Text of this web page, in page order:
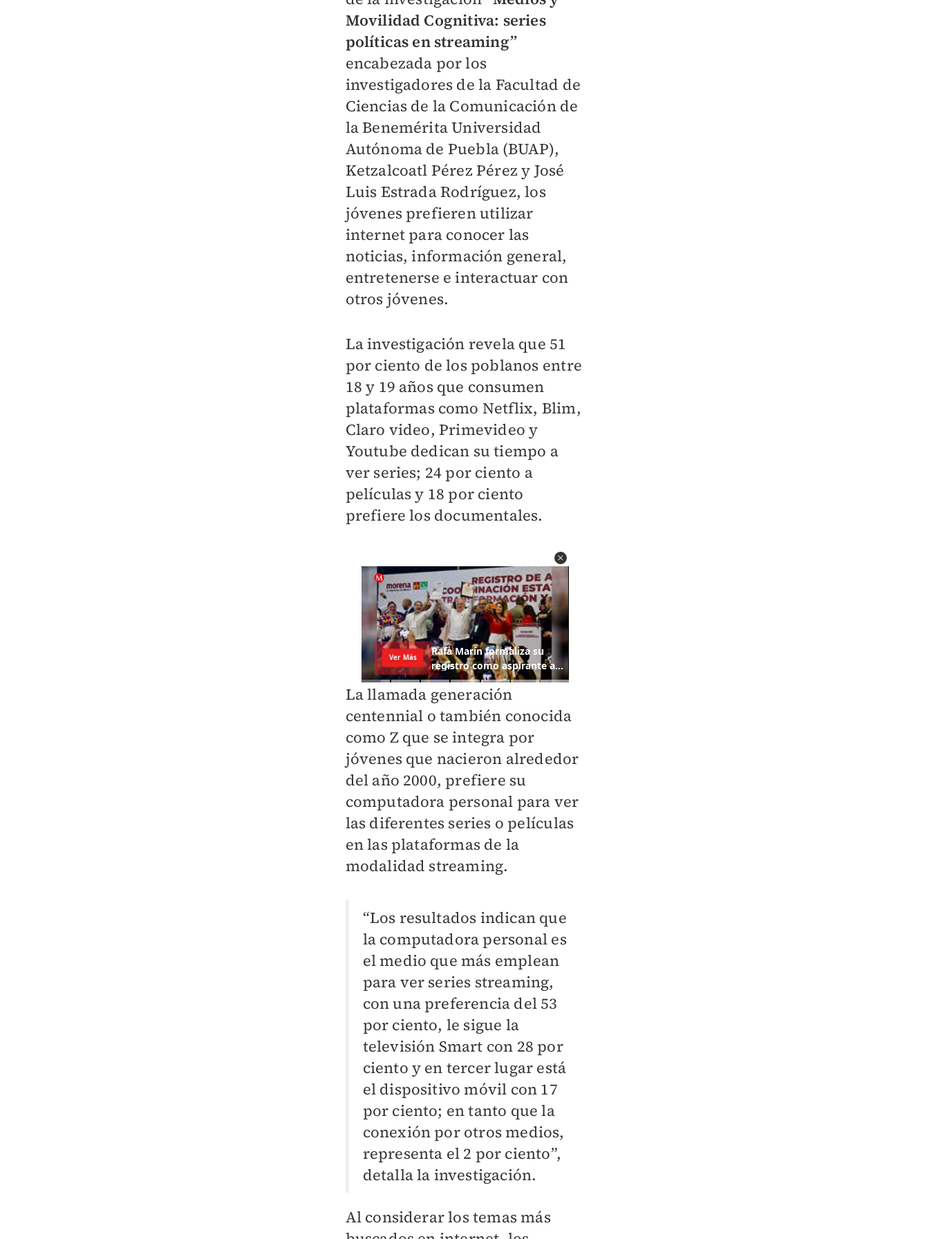
Movilidad Cognitiva: series
políticas en streaming”
encabezada por los
investigadores de la Facultad de
Ciencias de la Comunicación de
la Benemérita Universidad
Autónoma de Puebla (BUAP),
Ketzalcoatl Pérez Pérez y José
Luis Estrada Rodríguez, los
jóvenes prefieren utilizar
internet para conocer las
noticias, información general,
entretenerse e interactuar con
otros jóvenes.
La investigación revela que 51
por ciento de los poblanos entre
18 y 19 años que consumen
plataformas como Netflix, Blim,
Claro video, Primevideo y
Youtube dedican su tiempo a
ver series; 24 por ciento a
películas y 18 por ciento
prefiere los documentales.
La llamada generación
centennial o también conocida
como Z que se integra por
jóvenes que nacieron alrededor
del año 2000, prefiere su
computadora personal para ver
las diferentes series o películas
en las plataformas de la
modalidad streaming.
“Los resultados indican que
la computadora personal es
el medio que más emplean
para ver series streaming,
con una preferencia del 53
por ciento, le sigue la
televisión Smart con 28 por
ciento y en tercer lugar está
el dispositivo móvil con 17
por ciento; en tanto que la
conexión por otros medios,
representa el 2 por ciento”,
detalla la investigación.
Al considerar los temas más